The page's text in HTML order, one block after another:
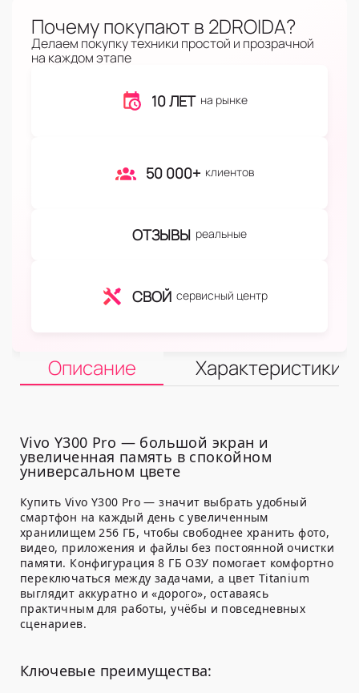
Почему покупают в 2DROIDA?
Делаем покупку техники простой и прозрачной
на каждом этапе
10 ЛЕТ на рынке
50 000+ клиентов
ОТЗЫВЫ реальные
СВОЙ сервисный центр
Описание Характеристики
Vivo Y300 Pro — большой экран и
увеличенная память в спокойном
универсальном цвете
Купить Vivo Y300 Pro — значит выбрать удобный
смартфон на каждый день с увеличенным
хранилищем 256 ГБ, чтобы свободнее хранить фото,
видео, приложения и файлы без постоянной очистки
памяти. Конфигурация 8 ГБ ОЗУ помогает комфортно
переключаться между задачами, а цвет Titanium
выглядит аккуратно и «дорого», оставаясь
практичным для работы, учёбы и повседневных
сценариев.
Ключевые преимущества: